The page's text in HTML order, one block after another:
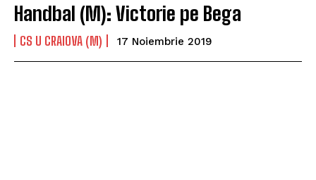
Handbal (M): Victorie pe Bega
CS U CRAIOVA (M) 17 Noiembrie 2019